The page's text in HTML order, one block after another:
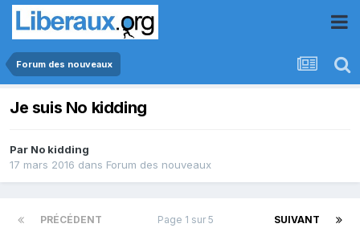
Forum des nouveaux
Je suis No kidding
Par No kidding
17 mars 2016 dans Forum des nouveaux
PRÉCÉDENT SUIVANT
Page 1 sur 5